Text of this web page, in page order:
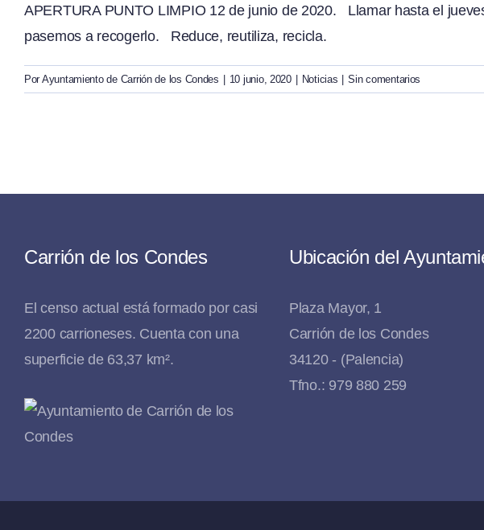
APERTURA PUNTO LIMPIO 12 de junio de 2020. Llamar hasta el
pasemos a recogerlo. Reduce, reutiliza, recicla.
Por Ayuntamiento de Carrión de los Condes 10 junio, 2020 Noticias Sin comentarios
Carrión de los Condes
El censo actual está formado por casi
2200 carrioneses. Cuenta con una
superficie de 63,37 km².
Ubicación del
Plaza Mayor, 1
Carrión de los Condes
34120 - (Palencia)
Tfno.: 979 880 259